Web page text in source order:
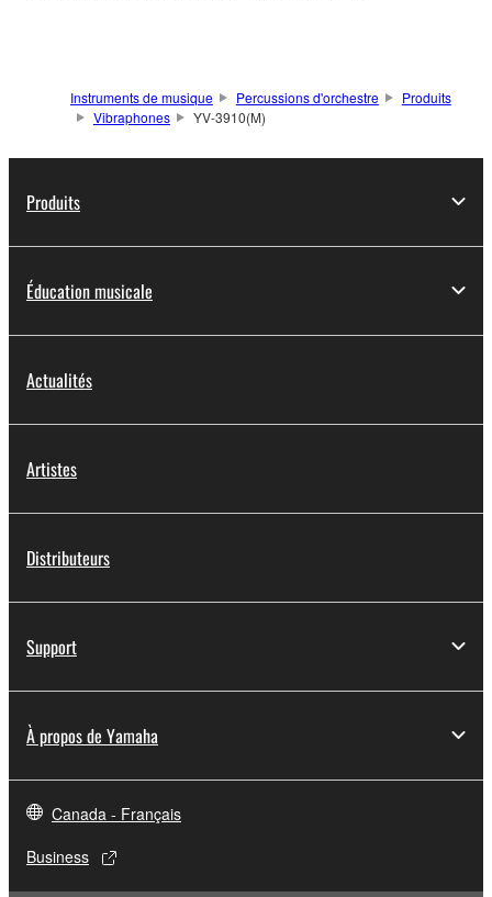
Instruments de musique Percussions d'orchestre
Produits
Vibraphones
YV-3910(M)
Produits
Éducation musicale
Actualités
Artistes
Distributeurs
Support
À propos de Yamaha
Canada - Français
Business